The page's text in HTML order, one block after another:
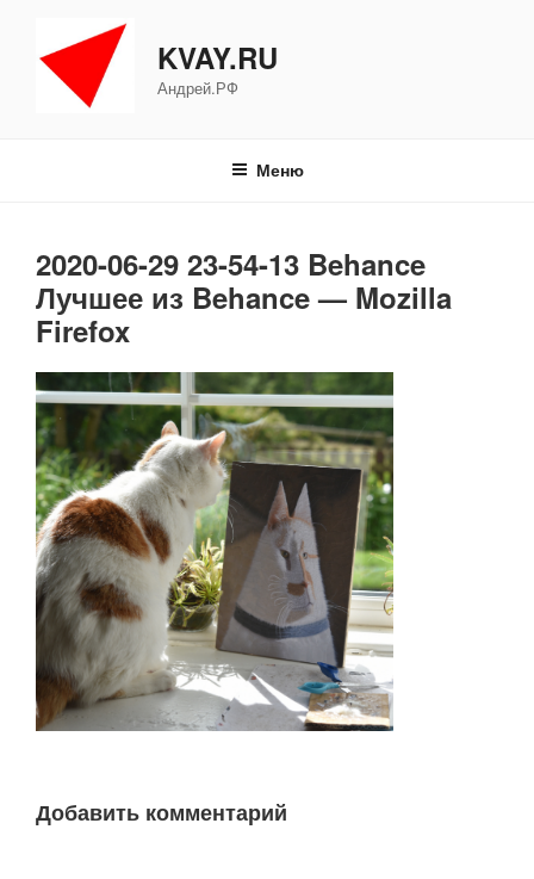
содержимому
KVAY.RU
Андрей.РФ
Меню
2020-06-29 23-54-13 Behance
Лучшее из Behance — Mozilla
Firefox
Добавить комментарий